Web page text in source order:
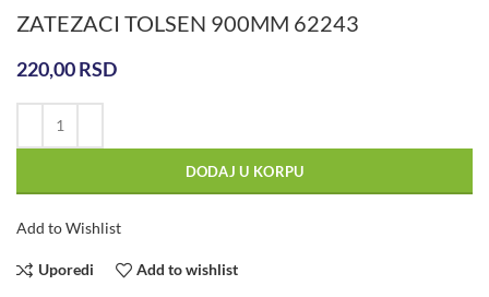
ZATEZACI TOLSEN 900MM 62243
220,00RSD
DODAJ U KORPU
Add to Wishlist
Uporedi Add to wishlist